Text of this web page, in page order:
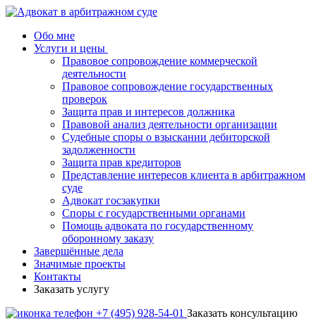
Обо мне
Услуги и цены
Правовое сопровождение коммерческой
деятельности
Правовое сопровождение государственных
проверок
Защита прав и интересов должника
Правовой анализ деятельности организации
Судебные споры о взыскании дебиторской
задолженности
Защита прав кредиторов
Представление интересов клиента в арбитражном
суде
Адвокат госзакупки
Споры с государственными органами
Помощь адвоката по государственному
оборонному заказу
Завершённые дела
Значимые проекты
Контакты
Заказать услугу
+7 (495) 928-54-01 Заказать консультацию